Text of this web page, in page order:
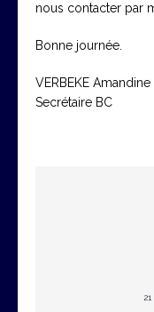
nous contacter par
Bonne journée.
VERBEKE Amandine
Secrétaire BC